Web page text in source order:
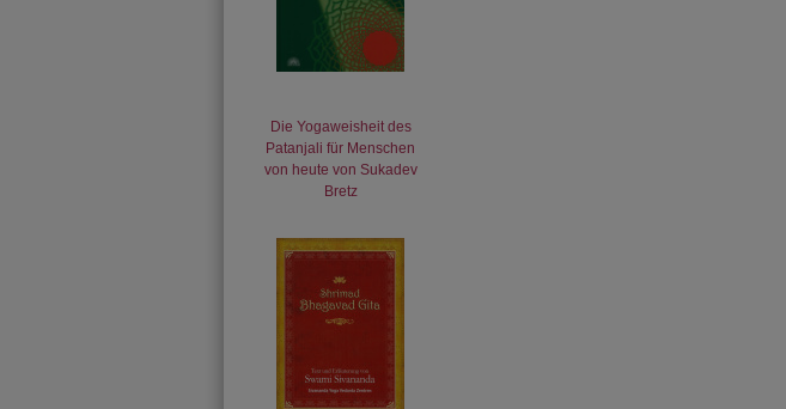
Die Yogaweisheit des
Patanjali für Menschen
von heute von Sukadev
Bretz